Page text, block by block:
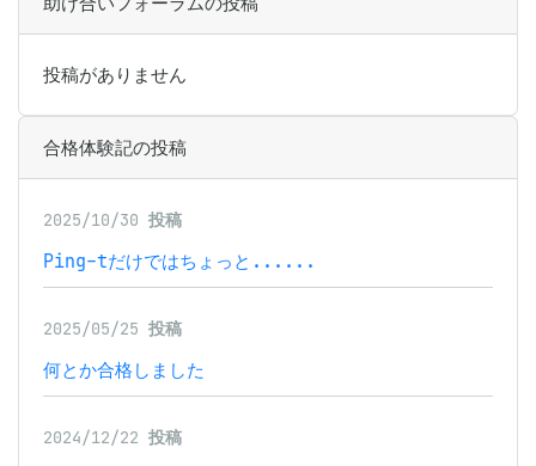
投稿がありません
合格体験記の投稿
2025/10/30 投稿
Ping-tだけではちょっと......
2025/05/25 投稿
何とか合格しました
2024/12/22 投稿